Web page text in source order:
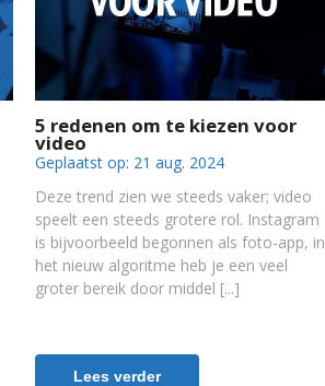
5 redenen om te kiezen voor
video
Geplaatst op: 21 aug. 2024
Deze trend zien we steeds vaker; video
speelt een steeds grotere rol. Instagram
is bijvoorbeeld begonnen als foto-app, in
het nieuw algoritme heb je een veel
groter bereik door middel
Lees verder